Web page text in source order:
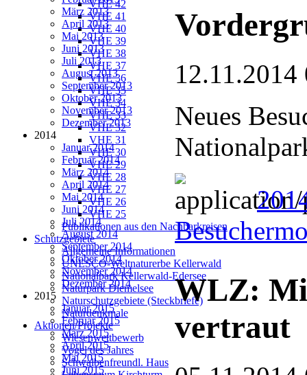
VHE 42
VHE 41
VHE 40
VHE 39
VHE 38
VHE 37
VHE 36
VHE 35
VHE 34
VHE 33
VHE 32
VHE 31
VHE 30
VHE 29
VHE 28
VHE 27
VHE 26
VHE 25
Publikationen aus den Nachbarkreisen
Schutzgebiete
Allgemeine Informationen
UNESCO-Weltnaturerbe Kellerwald
Nationalpark Kellerwald-Edersee
Naturpark Diemelsee
Naturschutzgebiete (Steckbriefe)
Naturdenkmale
Aktionen/Projekte
Wiesenwettbewerb
Vogel des Jahres
Schwalbenfreundl. Haus
März 2013
April 2013
Mai 2013
Juni 2013
Juli 2013
August 2013
September 2013
Oktober 2013
November 2013
Dezember 2013
2014
Januar 2014
Februar 2014
März 2014
April 2014
Mai 2014
Juni 2014
Juli 2014
August 2014
September 2014
Oktober 2014
November 2014
Dezember 2014
2015
Januar 2015
Februar 2015
März 2015
April 2015
Mai 2015
Juni 2015
12.11.2014
Neues
WLZ:
vertraut